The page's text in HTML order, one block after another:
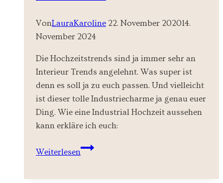
VonLauraKaroline 22. November 202014.
November 2024
Die Hochzeitstrends sind ja immer sehr an
Interieur Trends angelehnt. Was super ist
denn es soll ja zu euch passen. Und vielleicht
ist dieser tolle Industriecharme ja genau euer
Ding. Wie eine Industrial Hochzeit aussehen
kann erkläre ich euch:
Weiterlesen
Industrial